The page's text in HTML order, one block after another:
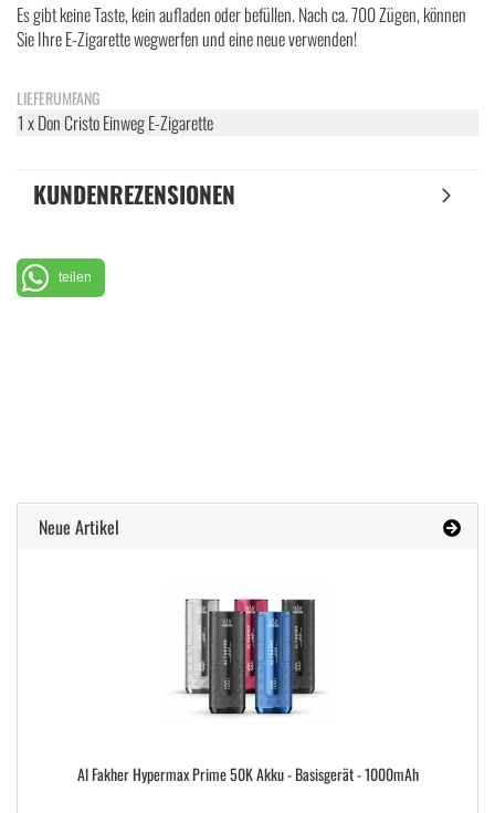
Es gibt keine Taste, kein aufladen oder befüllen. Nach ca. 700 Zügen, können
Sie Ihre E-Zigarette wegwerfen und eine neue verwenden!
LIEFERUMFANG
1 x Don Cristo Einweg E-Zigarette
KUNDENREZENSIONEN
teilen
Neue Artikel
Al Fakher Hypermax Prime 50K Akku - Basisgerät - 1000mAh